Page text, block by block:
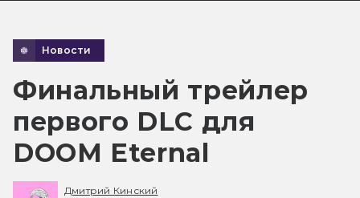
Новости
Финальный трейлер
первого DLC для
DOOM Eternal
Дмитрий Кинский